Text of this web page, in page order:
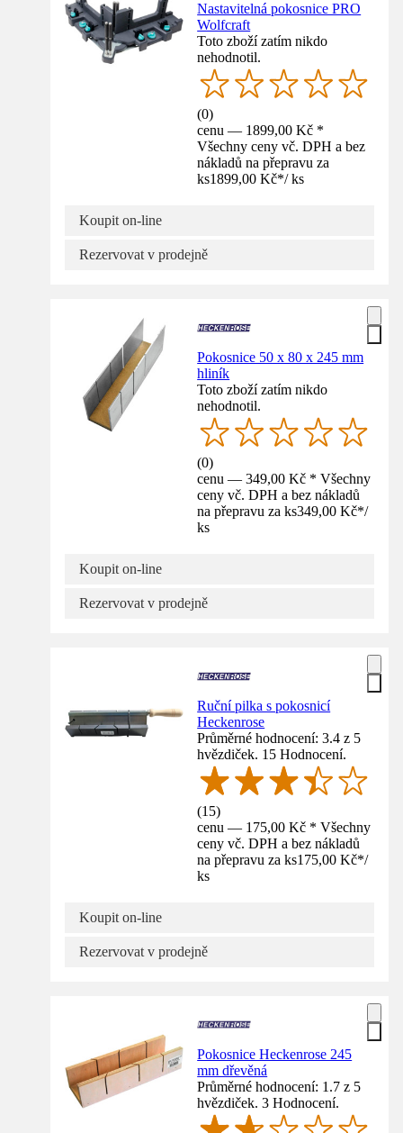
Nastavitelná pokosnice PRO
Wolfcraft
Toto zboží zatím nikdo
nehodnotil.
(0)
cenu — 1899,00 Kč *
Všechny ceny vč. DPH a bez
nákladů na přepravu za
ks1899,00 Kč*/ ks
Koupit on-line
Rezervovat v prodejně
Pokosnice 50 x 80 x 245 mm
hliník
Toto zboží zatím nikdo
nehodnotil.
(0)
cenu — 349,00 Kč * Všechny
ceny vč. DPH a bez nákladů
na přepravu za ks349,00 Kč*/
ks
Koupit on-line
Rezervovat v prodejně
Ruční pilka s pokosnicí
Heckenrose
Průměrné hodnocení: 3.4 z 5
hvězdiček. 15 Hodnocení.
(15)
cenu — 175,00 Kč * Všechny
ceny vč. DPH a bez nákladů
na přepravu za ks175,00 Kč*/
ks
Koupit on-line
Rezervovat v prodejně
Pokosnice Heckenrose 245
mm dřevěná
Průměrné hodnocení: 1.7 z 5
hvězdiček. 3 Hodnocení.